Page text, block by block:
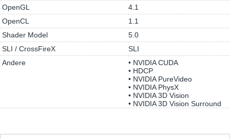
OpenGL
4.1
OpenCL
1.1
Shader Model
5.0
SLI / CrossFireX
SLI
Andere
• NVIDIA CUDA
• HDCP
• NVIDIA PureVideo
• NVIDIA PhysX
• NVIDIA 3D Vision
• NVIDIA 3D Vision Surround